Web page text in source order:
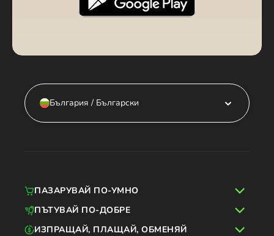
България / Български
ПАЗАРУВАЙ ПО-УМНО
ПЪТУВАЙ ПО-ДОБРЕ
ИЗПРАЩАЙ, ПЛАЩАЙ, ОБМЕНЯЙ